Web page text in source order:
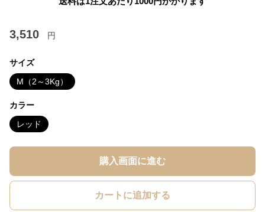
3,510 円
サイズ
M（2～3Kg）
カラー
レッド
購入画面に進む
カートに追加する